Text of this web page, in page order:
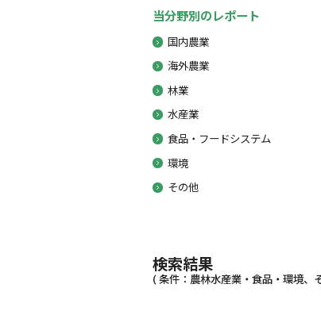
当分野別のレポート
国内農業
海外農業
林業
水産業
食品・フードシステム
環境
その他
検索結果
( 条件：農林水産業・食品・環境